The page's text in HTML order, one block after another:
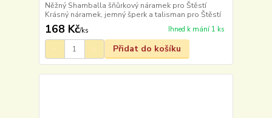
Něžný Shamballa šňůrkový náramek pro Štěstí
Krásný náramek, jemný šperk a talisman pro Štěstí
168 Kč/ks Ihned k mání 1 ks
Přidat do košíku